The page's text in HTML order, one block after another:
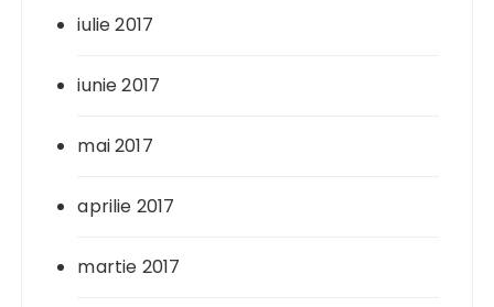
iulie 2017
iunie 2017
mai 2017
aprilie 2017
martie 2017